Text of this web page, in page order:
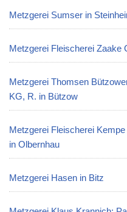
Metzgerei Sumser in
Metzgerei Fleischerei Zaake
Metzgerei Thomsen
KG, R. in Bützow
Metzgerei Fleischerei
in Olbernhau
Metzgerei Hasen in Bitz